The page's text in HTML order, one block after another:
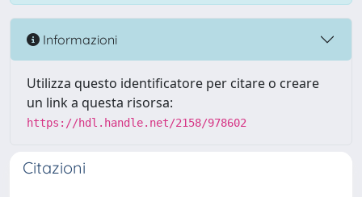
Informazioni
Utilizza questo identificatore per citare o creare
un link a questa risorsa:
https://hdl.handle.net/2158/978602
Citazioni